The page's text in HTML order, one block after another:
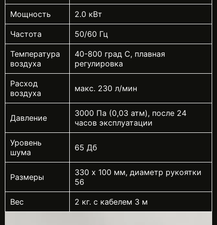
Мощность 2.0 кВт
Частота 50/60 Гц
Температура
воздуха
40-800 град С, плавная
регулировка
Расход
воздуха
макс. 230 л/мин
Давление
3000 Па (0,03 атм), после 24
часов эксплуатации
Уровень
шума
65 Дб
Размеры
330 х 100 мм, диаметр рукоятки
56
Вес 2 кг. с кабелем 3 м